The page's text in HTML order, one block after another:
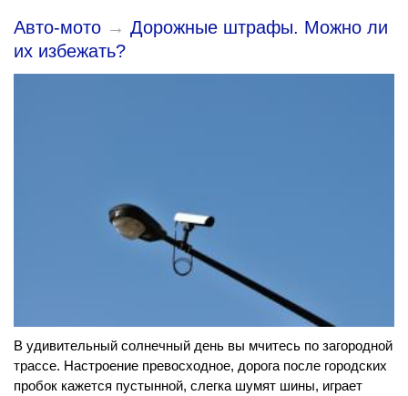
Авто-мото → Дорожные штрафы. Можно ли
их избежать?
В удивительный солнечный день вы мчитесь по загородной
трассе. Настроение превосходное, дорога после городских
пробок кажется пустынной, слегка шумят шины, играет